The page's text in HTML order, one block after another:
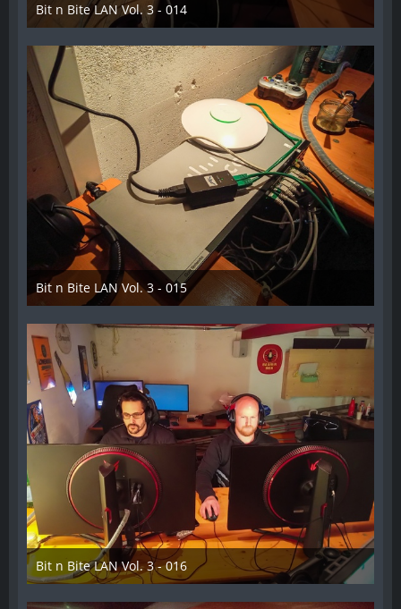
Bit n Bite LAN Vol. 3 - 014
8. Juni 2023
Bit n Bite LAN Vol. 3 - 015
8. Juni 2023
Bit n Bite LAN Vol. 3 - 016
8. Juni 2023